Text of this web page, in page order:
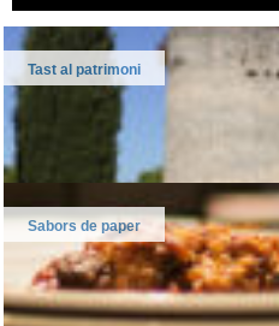
Tast al patrimoni
Sabors de paper